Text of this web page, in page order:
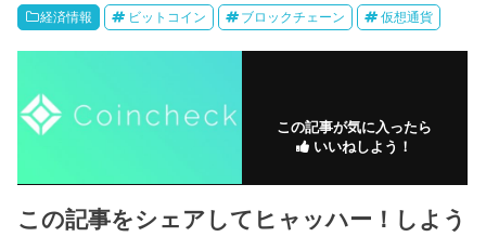
経済情報 ビットコイン ブロックチェーン 仮想通貨
この記事が気に入ったら
いいねしよう！
この記事をシェアしてヒャッハー！しよう